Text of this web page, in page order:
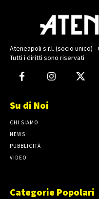
Ateneapoli s.r.l. (socio unico) -
Tutti i diritti sono riservati
Su di Noi
CHI SIAMO
NEWS
PUBBLICITÀ
VIDEO
Categorie Popolari